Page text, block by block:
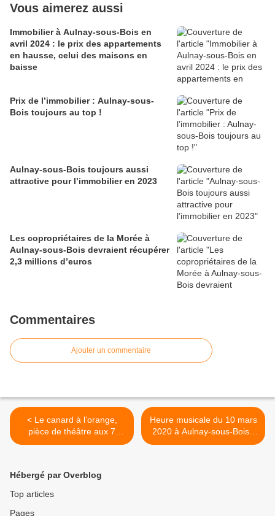
Vous aimerez aussi
Immobilier à Aulnay-sous-Bois en
avril 2024 : le prix des appartements
en hausse, celui des maisons en
baisse
Prix de l’immobilier : Aulnay-sous-
Bois toujours au top !
Aulnay-sous-Bois toujours aussi
attractive pour l’immobilier en 2023
Les copropriétaires de la Morée à
Aulnay-sous-Bois devraient récupérer
2,3 millions d’euros
Commentaires
Ajouter un commentaire
< Le canard à l’orange,
pièce de théâtre aux 7
nominations aux Molières
Heure musicale du 10 mars
2020 à Aulnay-sous-Bois :
l’art au Féminin >
Hébergé par Overblog
Top articles
Pages